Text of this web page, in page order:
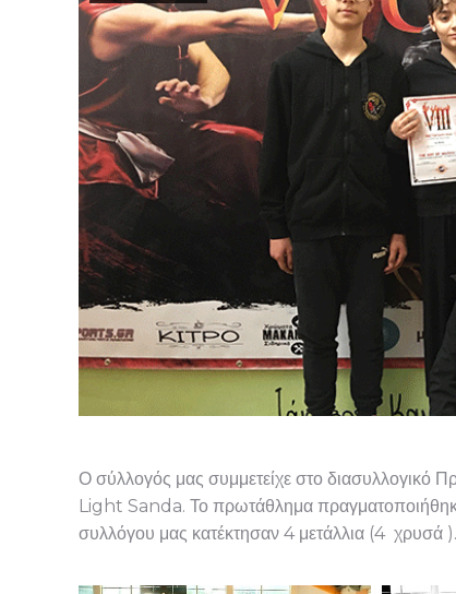
Ο σύλλογός μας συμμετείχε στο
Light Sanda. Το πρωτάθλημα
συλλόγου μας κατέκτησαν 4 μετάλλια (4 χρυσά